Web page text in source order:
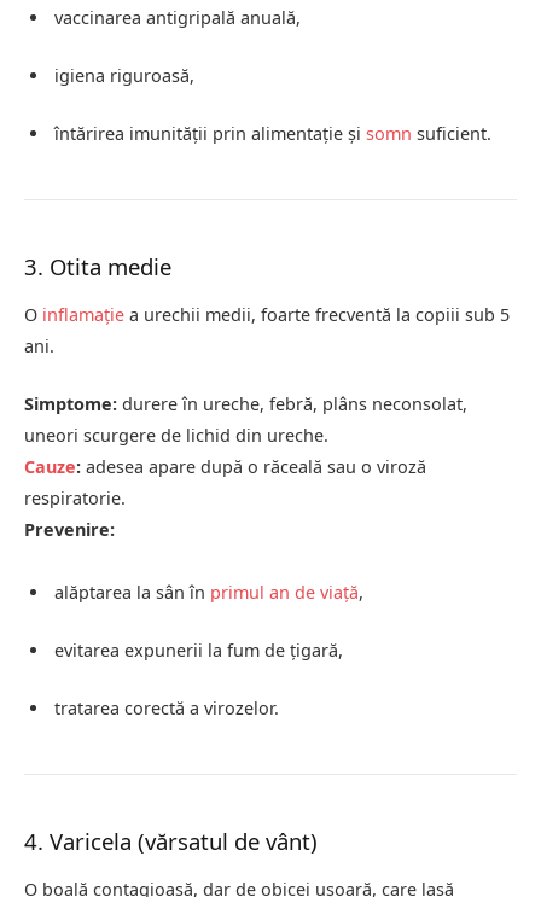
vaccinarea antigripală anuală,
igiena riguroasă,
întărirea imunității prin alimentație și somn suficient.
3. Otita medie
O inflamație a urechii medii, foarte frecventă la copiii sub 5
ani.
Simptome: durere în ureche, febră, plâns neconsolat,
uneori scurgere de lichid din ureche.
Cauze: adesea apare după o răceală sau o viroză
respiratorie.
Prevenire:
alăptarea la sân în primul an de viață,
evitarea expunerii la fum de țigară,
tratarea corectă a virozelor.
4. Varicela (vărsatul de vânt)
O boală contagioasă, dar de obicei ușoară, care lasă